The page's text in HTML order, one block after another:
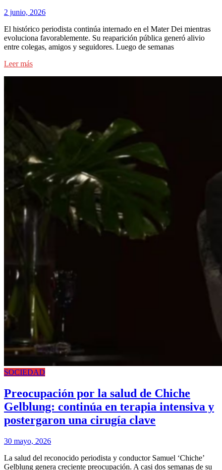
2 junio, 2026
El histórico periodista continúa internado en el Mater Dei mientras
evoluciona favorablemente. Su reaparición pública generó alivio
entre colegas, amigos y seguidores. Luego de semanas
Leer más
SOCIEDAD
Preocupación por la salud de Chiche
Gelblung: continúa en terapia intensiva y
postergaron una cirugía clave
30 mayo, 2026
La salud del reconocido periodista y conductor Samuel ‘Chiche’
Gelblung genera creciente preocupación. A casi dos semanas de su